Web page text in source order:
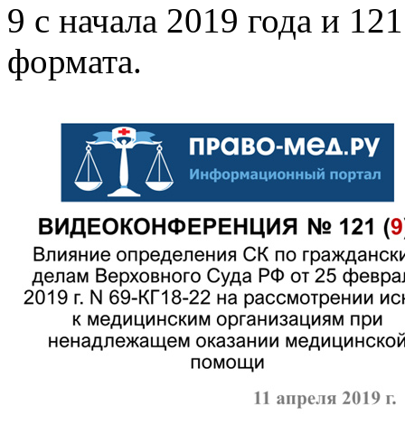
9 с начала 2019 года и
формата.